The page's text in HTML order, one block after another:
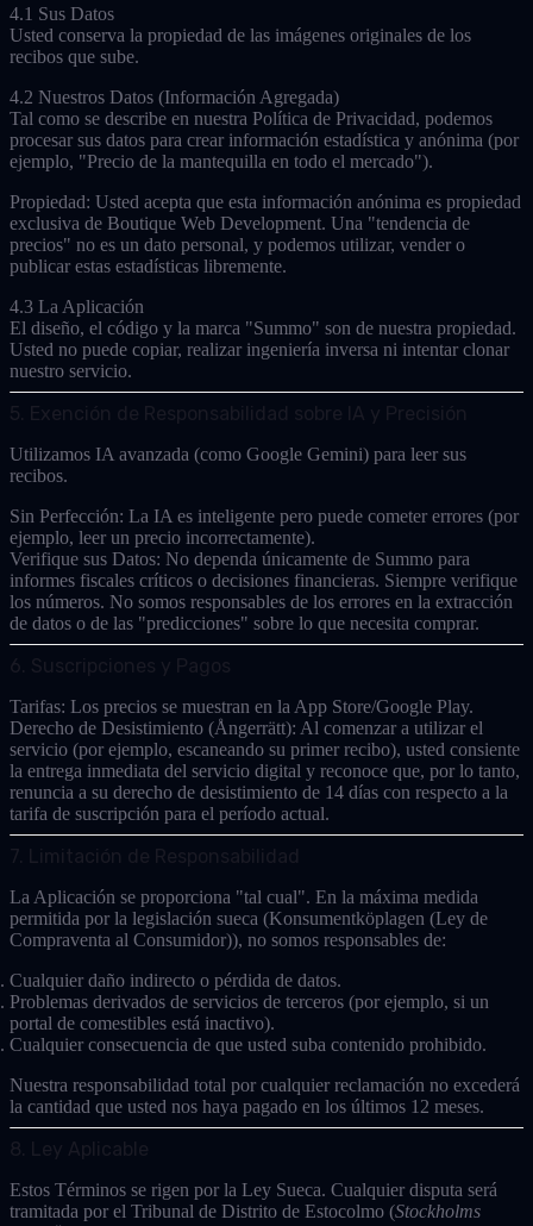
4.1 Sus Datos
Usted conserva la propiedad de las imágenes originales de los
recibos que sube.
4.2 Nuestros Datos (Información Agregada)
Tal como se describe en nuestra Política de Privacidad, podemos
procesar sus datos para crear información estadística y anónima (por
ejemplo, "Precio de la mantequilla en todo el mercado").
Propiedad: Usted acepta que esta información anónima es propiedad
exclusiva de Boutique Web Development. Una "tendencia de
precios" no es un dato personal, y podemos utilizar, vender o
publicar estas estadísticas libremente.
4.3 La Aplicación
El diseño, el código y la marca "Summo" son de nuestra propiedad.
Usted no puede copiar, realizar ingeniería inversa ni intentar clonar
nuestro servicio.
5. Exención de Responsabilidad sobre IA y Precisión
Utilizamos IA avanzada (como Google Gemini) para leer sus
recibos.
Sin Perfección: La IA es inteligente pero puede cometer errores (por
ejemplo, leer un precio incorrectamente).
Verifique sus Datos: No dependa únicamente de Summo para
informes fiscales críticos o decisiones financieras. Siempre verifique
los números. No somos responsables de los errores en la extracción
de datos o de las "predicciones" sobre lo que necesita comprar.
6. Suscripciones y Pagos
Tarifas: Los precios se muestran en la App Store/Google Play.
Derecho de Desistimiento (Ångerrätt): Al comenzar a utilizar el
servicio (por ejemplo, escaneando su primer recibo), usted consiente
la entrega inmediata del servicio digital y reconoce que, por lo tanto,
renuncia a su derecho de desistimiento de 14 días con respecto a la
tarifa de suscripción para el período actual.
7. Limitación de Responsabilidad
La Aplicación se proporciona "tal cual". En la máxima medida
permitida por la legislación sueca (Konsumentköplagen (Ley de
Compraventa al Consumidor)), no somos responsables de:
Cualquier daño indirecto o pérdida de datos.
Problemas derivados de servicios de terceros (por ejemplo, si un
portal de comestibles está inactivo).
Cualquier consecuencia de que usted suba contenido prohibido.
Nuestra responsabilidad total por cualquier reclamación no excederá
la cantidad que usted nos haya pagado en los últimos 12 meses.
8. Ley Aplicable
Estos Términos se rigen por la Ley Sueca. Cualquier disputa será
tramitada por el Tribunal de Distrito de Estocolmo (Stockholms